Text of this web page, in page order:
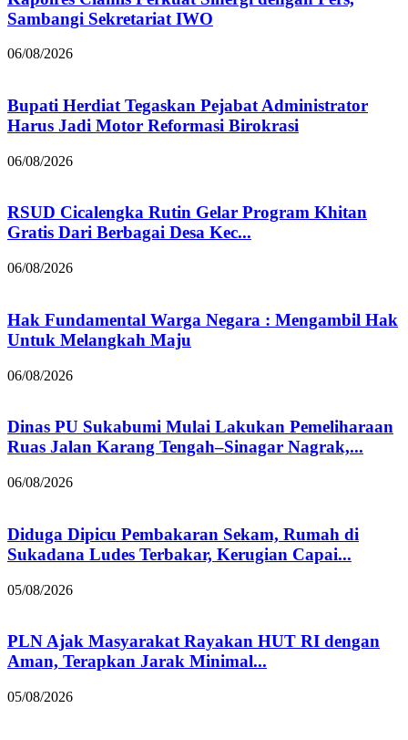
Sambangi Sekretariat IWO
06/08/2026
Bupati Herdiat Tegaskan Pejabat Administrator
Harus Jadi Motor Reformasi Birokrasi
06/08/2026
RSUD Cicalengka Rutin Gelar Program Khitan
Gratis Dari Berbagai Desa Kec...
06/08/2026
Hak Fundamental Warga Negara : Mengambil Hak
Untuk Melangkah Maju
06/08/2026
Dinas PU Sukabumi Mulai Lakukan Pemeliharaan
Ruas Jalan Karang Tengah–Sinagar Nagrak,...
06/08/2026
Diduga Dipicu Pembakaran Sekam, Rumah di
Sukadana Ludes Terbakar, Kerugian Capai...
05/08/2026
PLN Ajak Masyarakat Rayakan HUT RI dengan
Aman, Terapkan Jarak Minimal...
05/08/2026